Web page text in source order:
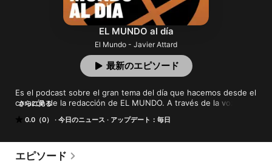
EL MUNDO al día
El Mundo - Javier Attard
0.0（0） 今日のニュース アップデート：毎日
Es el podcast sobre el gran tema del día que hacemos desde el
corazón de la redacción de EL MUNDO. A través de la voz de
acerca de los asuntos que marcan la actualidad: antecedentes,
Acast. See acast.com/privacy for more information.
さらに見る
最新のエピソード
エピソード